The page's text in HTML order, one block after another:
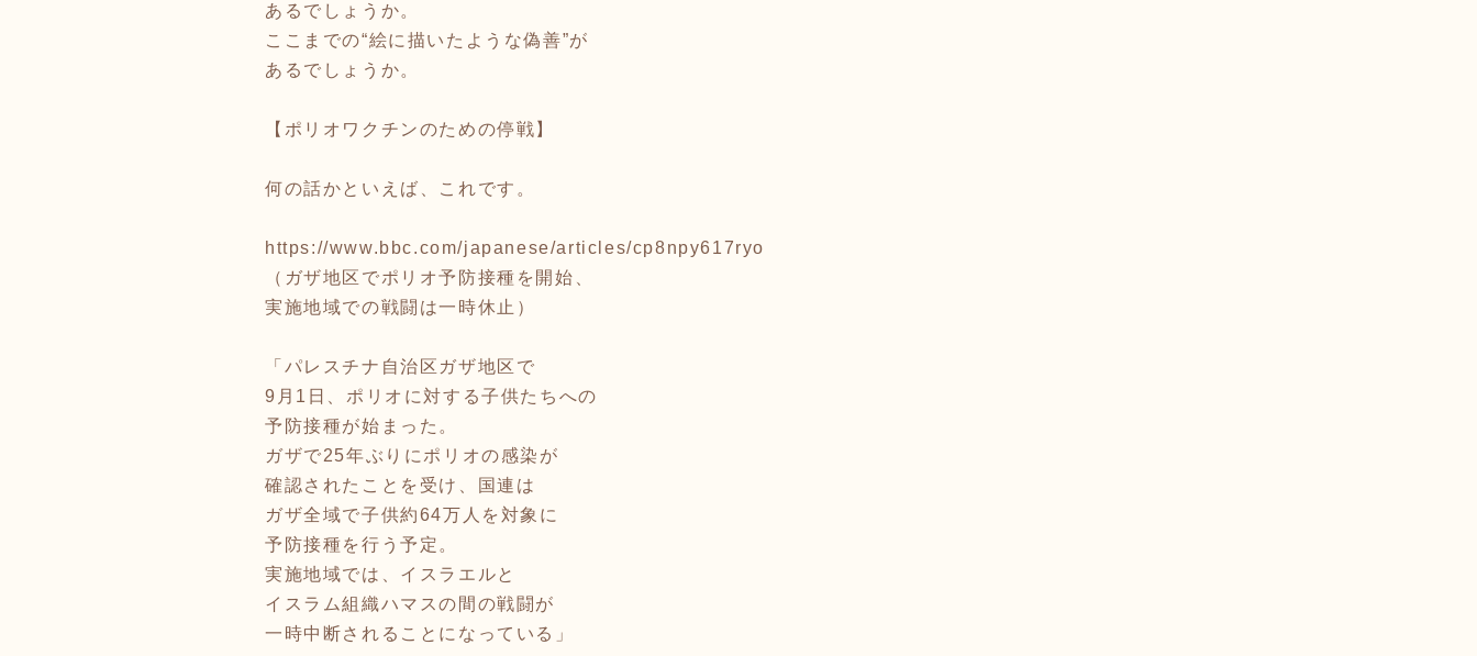
あるでしょうか。
ここまでの“絵に描いたような偽善”が
あるでしょうか。
【ポリオワクチンのための停戦】
何の話かといえば、これです。
https://www.bbc.com/japanese/articles/cp8npy617ryo
（ガザ地区でポリオ予防接種を開始、
実施地域での戦闘は一時休止）
「パレスチナ自治区ガザ地区で
9月1日、ポリオに対する子供たちへの
予防接種が始まった。
ガザで25年ぶりにポリオの感染が
確認されたことを受け、国連は
ガザ全域で子供約64万人を対象に
予防接種を行う予定。
実施地域では、イスラエルと
イスラム組織ハマスの間の戦闘が
一時中断されることになっている」